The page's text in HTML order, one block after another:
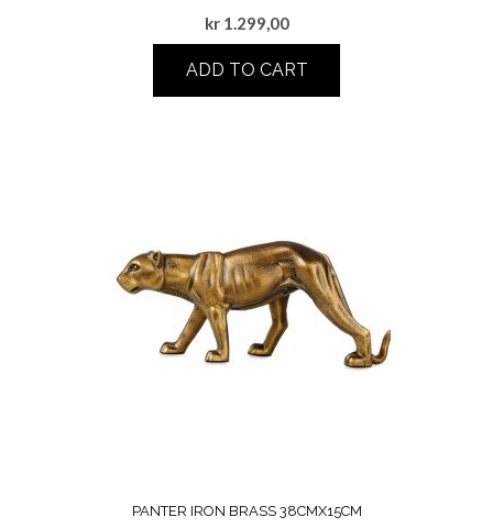
kr1.299,00
ADD TO CART
PANTER IRON BRASS 38CMX15CM